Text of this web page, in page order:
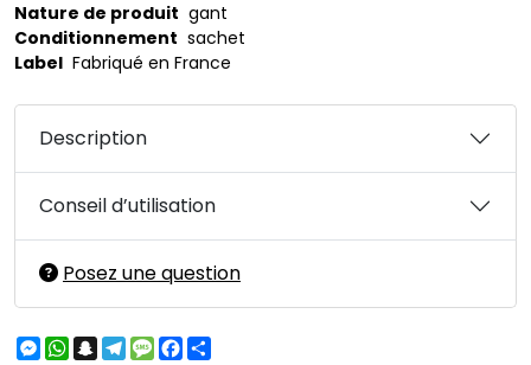
Nature de produit gant
Conditionnement sachet
Label Fabriqué en France
Description
Conseil d’utilisation
Posez une question
Messenger
WhatsApp
Snapchat
Telegram
MessageFacebook